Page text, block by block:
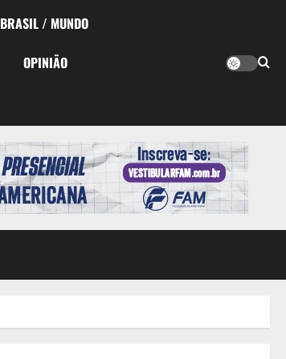
BRASIL / MUNDO
OPINIÃO